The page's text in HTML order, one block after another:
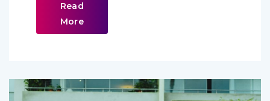
Read
More